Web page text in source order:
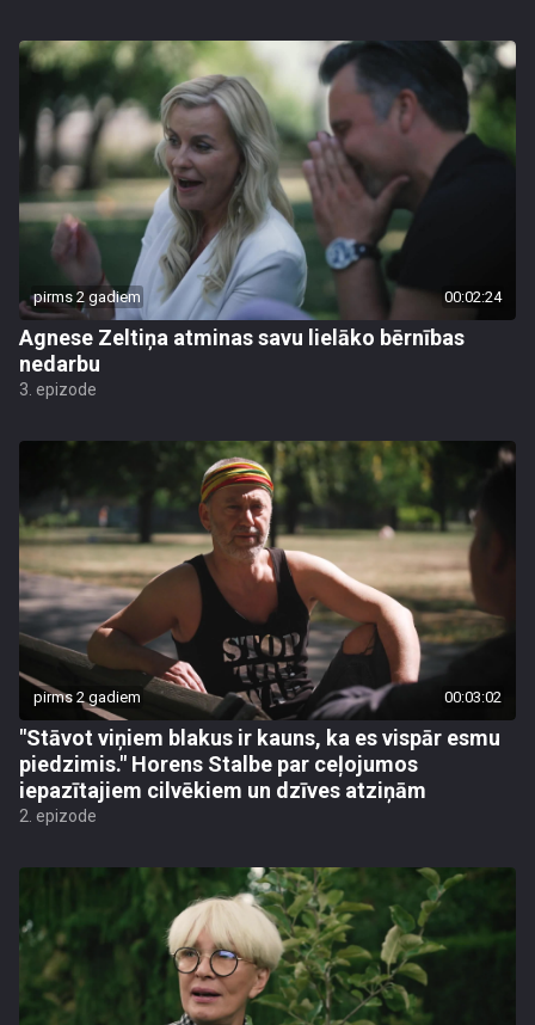
pirms 2 gadiem 00:02:24
Agnese Zeltiņa atminas savu lielāko bērnības
nedarbu
3. epizode
pirms 2 gadiem 00:03:02
"Stāvot viņiem blakus ir kauns, ka es vispār esmu
piedzimis." Horens Stalbe par ceļojumos
iepazītajiem cilvēkiem un dzīves atziņām
2. epizode